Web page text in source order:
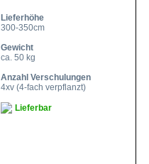
Lieferhöhe
300-350cm
Gewicht
ca. 50 kg
Anzahl Verschulungen
4xv (4-fach verpflanzt)
Lieferbar